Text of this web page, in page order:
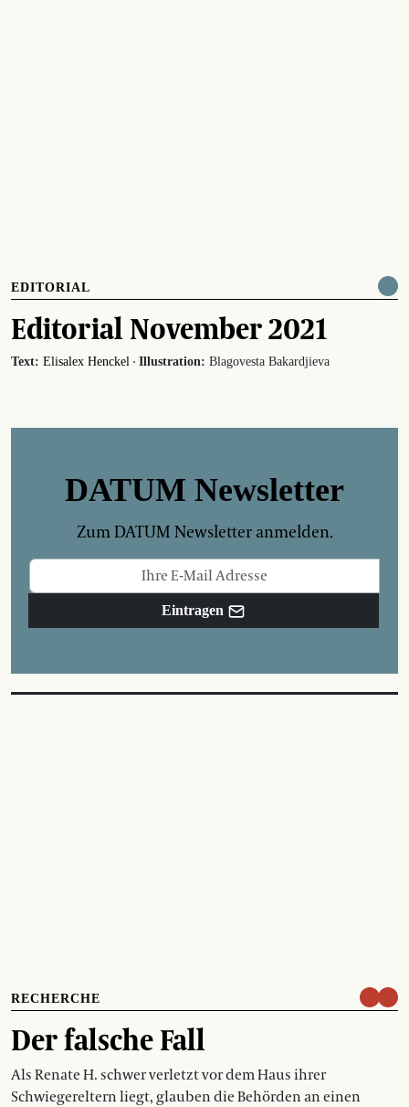
EDITORIAL
Editorial November 2021
Text: Elisalex Henckel · Illustration: Blagovesta Bakardjieva
DATUM Newsletter
Zum DATUM Newsletter anmelden.
Eintragen
RECHERCHE
Der falsche Fall
Als Renate H. schwer verletzt vor dem Haus ihrer
Schwiegereltern liegt, glauben die Behörden an einen